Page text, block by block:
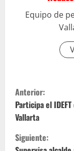
Equipo de
S
i
g
Anterior:
Participa el
Vallarta
Siguiente: